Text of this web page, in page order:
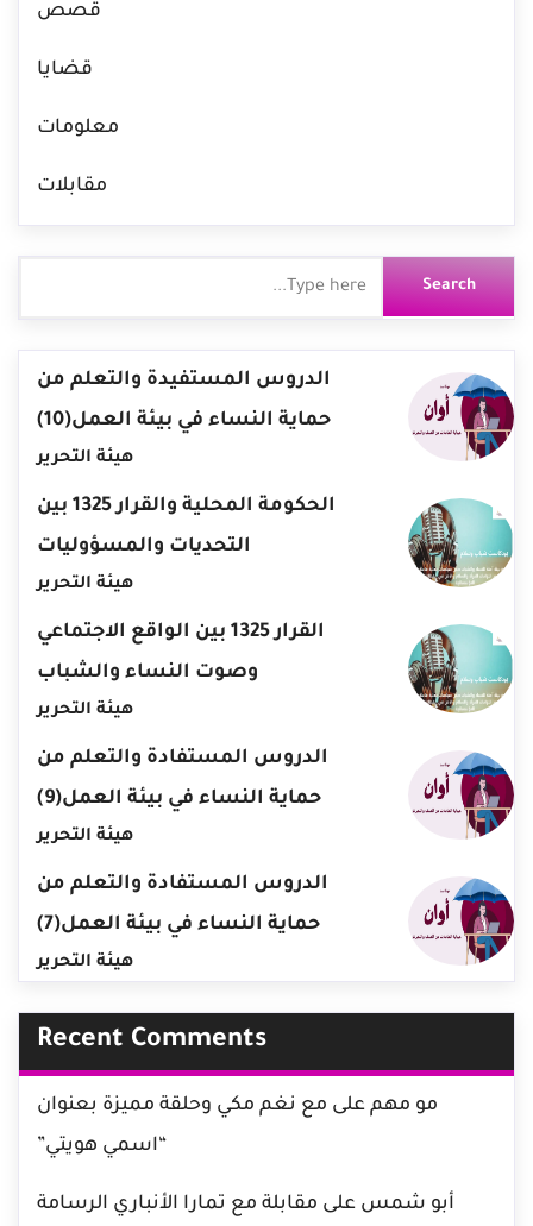
قصص
قضايا
معلومات
مقابلات
الدروس المستفيدة والتعلم من
حماية النساء في بيئة العمل(10)
هيئة التحرير
الحكومة المحلية والقرار 1325 بين
التحديات والمسؤوليات
هيئة التحرير
القرار 1325 بين الواقع الاجتماعي
وصوت النساء والشباب
هيئة التحرير
الدروس المستفادة والتعلم من
حماية النساء في بيئة العمل(9)
هيئة التحرير
الدروس المستفادة والتعلم من
حماية النساء في بيئة العمل(7)
هيئة التحرير
Recent Comments
مو مهم على مع نغم مكي وحلقة مميزة بعنوان
“اسمي هويتي”
أبو شمس على مقابلة مع تمارا الأنباري الرسامة